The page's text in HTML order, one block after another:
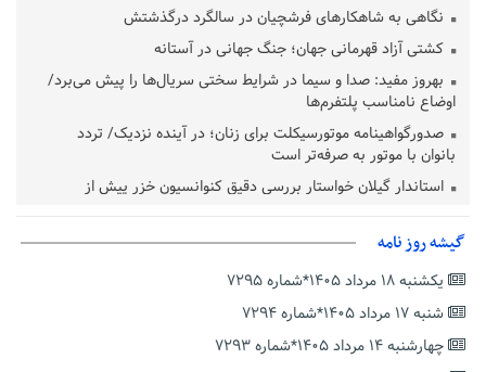
نگاهی به شاهکارهای فرشچیان در سالگرد درگذشتش
کشتی آزاد قهرمانی جهان؛ جنگ جهانی در آستانه
بهروز مفید: صدا و سیما در شرایط سختی سریال‌ها را پیش می‌برد/
اوضاع نامناسب پلتفرم‌ها
صدورگواهینامه موتورسیکلت برای زنان؛ در آینده نزدیک/ تردد
بانوان با موتور به‌ صرفه‌تر است
استاندار گیلان خواستار بررسی دقیق کنوانسیون خزر پیش از
پزشکیان‌: بهترین زمان برای دستیابی به توافق شرایط کنونی است/از
عارف: جنگ اصلی امروز، جنگ روایت‌ها بر سر امید و هویت ملی
است
هشدار معاون وظیفه عمومی گیلان به سربازان فراری؛ اعطای
گیشه روز نامه
یکشنبه ۱۸ مرداد ۱۴۰۵*شماره ۷۲۹۵
شنبه ۱۷ مرداد ۱۴۰۵*شماره ۷۲۹۴
چهارشنبه ۱۴ مرداد ۱۴۰۵*شماره ۷۲۹۳